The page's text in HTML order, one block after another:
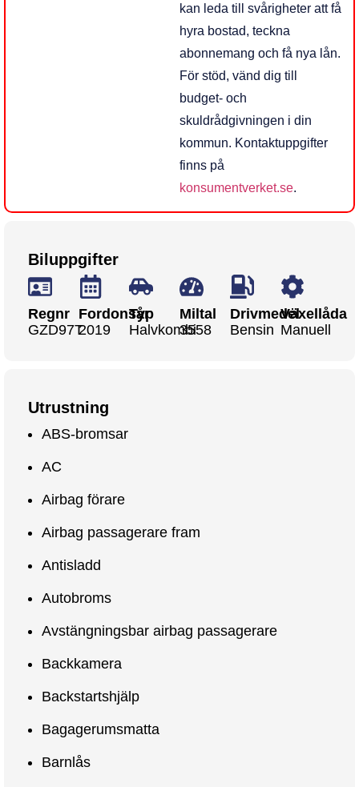
kan leda till svårigheter att få
hyra bostad, teckna
abonnemang och få nya lån.
För stöd, vänd dig till
budget‑ och
skuldrådgivningen i din
kommun. Kontaktuppgifter
finns på
konsumentverket.se.
Biluppgifter
Regnr
GZD97T
Fordonsår
2019
Typ
Halvkombi
Miltal
3558
Drivmedel
Bensin
Växellåda
Manuell
Utrustning
ABS-bromsar
AC
Airbag förare
Airbag passagerare fram
Antisladd
Autobroms
Avstängningsbar airbag passagerare
Backkamera
Backstartshjälp
Bagagerumsmatta
Barnlås